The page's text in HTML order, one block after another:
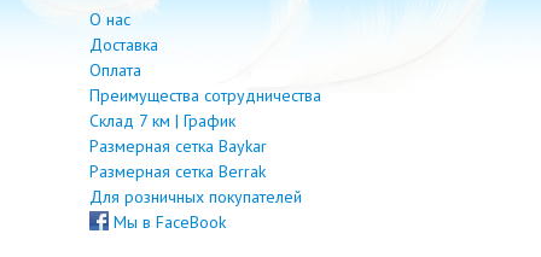
О нас
Доставка
Оплата
Преимущества сотрудничества
Склад 7 км | График
Размерная сетка Baykar
Размерная сетка Berrak
Для розничных покупателей
Мы в FaceBook